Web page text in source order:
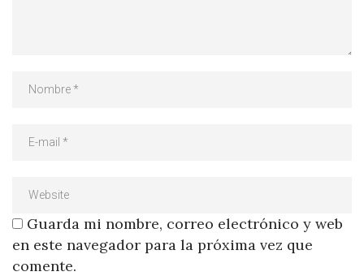
Guarda mi nombre, correo electrónico y web
en este navegador para la próxima vez que
comente.